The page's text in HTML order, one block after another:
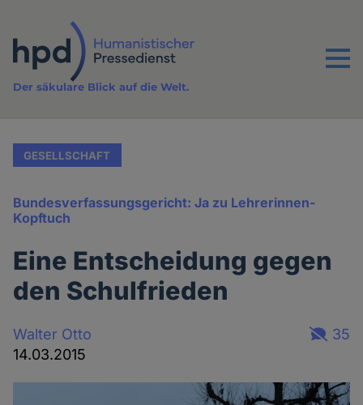
Inhalt
Menu
Der säkulare Blick auf die Welt.
GESELLSCHAFT
Bundesverfassungsgericht: Ja zu Lehrerinnen-
Kopftuch
Eine Entscheidung gegen
den Schulfrieden
Walter Otto
14.03.2015
35